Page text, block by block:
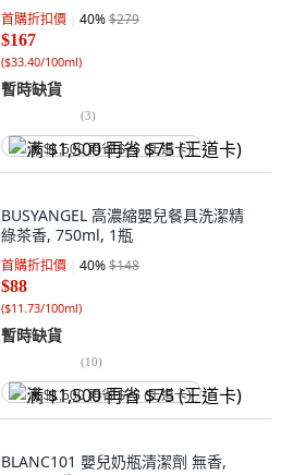
首購折扣價 40%$279
$167
($33.40/100ml)
暫時缺貨
(3)
满 $1,500 再省 $75 (王道卡)
BUSYANGEL 高濃縮嬰兒餐具洗潔精
綠茶香, 750ml, 1瓶
首購折扣價 40%$148
$88
($11.73/100ml)
暫時缺貨
(10)
满 $1,500 再省 $75 (王道卡)
BLANC101 嬰兒奶瓶清潔劑 無香,